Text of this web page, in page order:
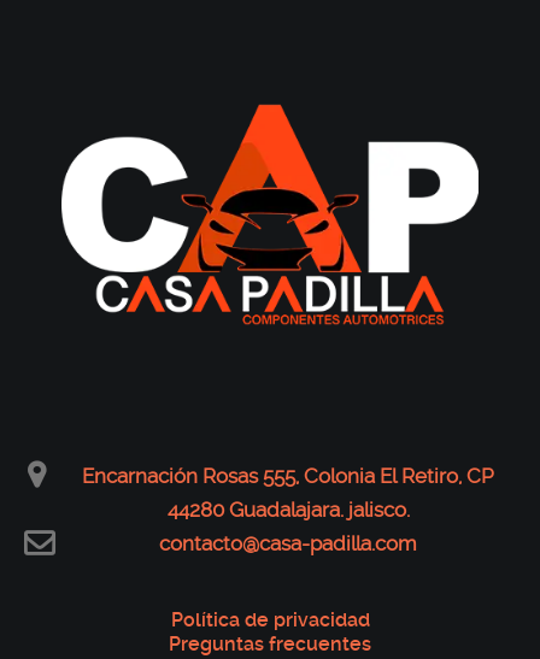
Encarnación Rosas 555, Colonia El Retiro, CP
44280 Guadalajara. jalisco.
contacto@casa-padilla.com
Política de privacidad
Preguntas frecuentes